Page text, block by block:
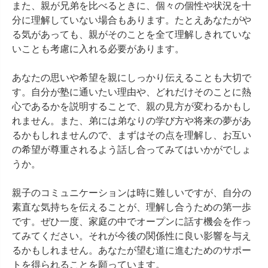
また、親が兄弟を比べるときに、個々の個性や状況を十
分に理解していない場合もあります。たとえあなたがや
る気があっても、親がそのことを全て理解しきれていな
いことも考慮に入れる必要があります。
あなたの思いや希望を親にしっかり伝えることも大切で
す。自分が塾に通いたい理由や、どれだけそのことに熱
心であるかを説明することで、親の見方が変わるかもし
れません。また、弟には弟なりの学び方や将来の夢があ
るかもしれませんので、まずはその点を理解し、お互い
の希望が尊重されるよう話し合ってみてはいかがでしょ
うか。
親子のコミュニケーションは時に難しいですが、自分の
素直な気持ちを伝えることが、理解し合うための第一歩
です。ぜひ一度、家庭の中でオープンに話す機会を作っ
てみてください。それが今後の関係性に良い影響を与え
るかもしれません。あなたが望む道に進むためのサポー
トを得られることを願っています。